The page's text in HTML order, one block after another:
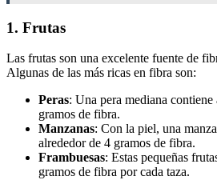
1. Frutas
Las frutas son una excelente fuente de
Algunas de las más ricas en fibra son:
Peras: Una pera mediana
gramos de fibra.
Manzanas: Con la piel, una
alrededor de 4 gramos de fibra.
Frambuesas: Estas pequeñas
gramos de fibra por cada taza.